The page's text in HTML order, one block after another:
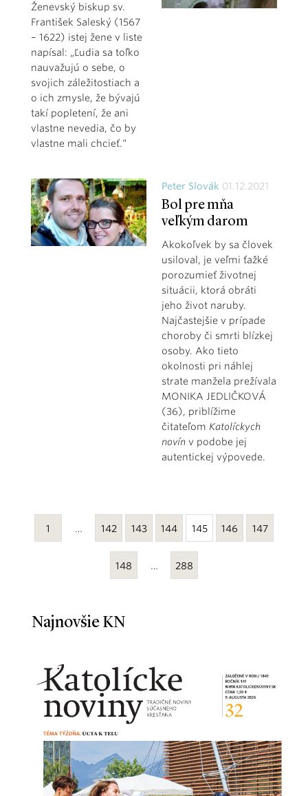
Ženevský biskup sv.
František Saleský (1567
– 1622) istej žene v liste
napísal: „Ľudia sa toľko
nauvažujú o sebe, o
svojich záležitostiach a
o ich zmysle, že bývajú
takí popletení, že ani
vlastne nevedia, čo by
vlastne mali chcieť.“
Peter Slovák 01.12.2021
Bol pre mňa
veľkým darom
Akokoľvek by sa človek
usiloval, je veľmi ťažké
porozumieť životnej
situácii, ktorá obráti
jeho život naruby.
Najčastejšie v prípade
choroby či smrti blízkej
osoby. Ako tieto
okolnosti pri náhlej
strate manžela prežívala
MONIKA JEDLIČKOVÁ
(36), priblížime
čitateľom Katolíckych
novínv podobe jej
autentickej výpovede.
1 … 142 143 144 145 146 147
148 … 288
Najnovšie KN